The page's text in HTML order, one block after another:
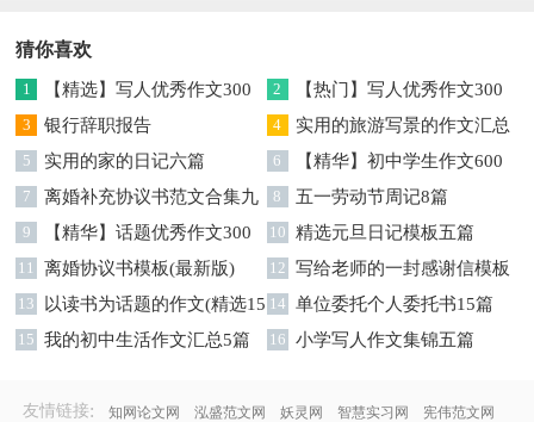
猜你喜欢
1
【精选】写人优秀作文300
字集锦八篇
2
【热门】写人优秀作文300
字汇总8篇
3 银行辞职报告 4
实用的旅游写景的作文汇总
九篇
5 实用的家的日记六篇 6
【精华】初中学生作文600
字集合十篇
7
离婚补充协议书范文合集九
篇
8 五一劳动节周记8篇
9
【精华】话题优秀作文300
字集合9篇
10 精选元旦日记模板五篇
11 离婚协议书模板(最新版) 12 写给老师的一封感谢信模板
汇编9篇
13
以读书为话题的作文(精选15
篇)
14 单位委托个人委托书15篇
15 我的初中生活作文汇总5篇 16 小学写人作文集锦五篇
友情链接: 知网论文网 泓盛范文网 妖灵网 智慧实习网 宪伟范文网